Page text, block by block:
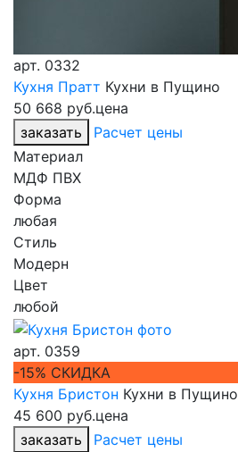
арт. 0332
Кухня Пратт Кухни в Пущино
50 668 руб.цена
заказать
Расчет цены
Материал
МДФ ПВХ
Форма
любая
Стиль
Модерн
Цвет
любой
арт. 0359
-15% СКИДКА
Кухня Бристон Кухни в Пущино
45 600 руб.цена
заказать
Расчет цены